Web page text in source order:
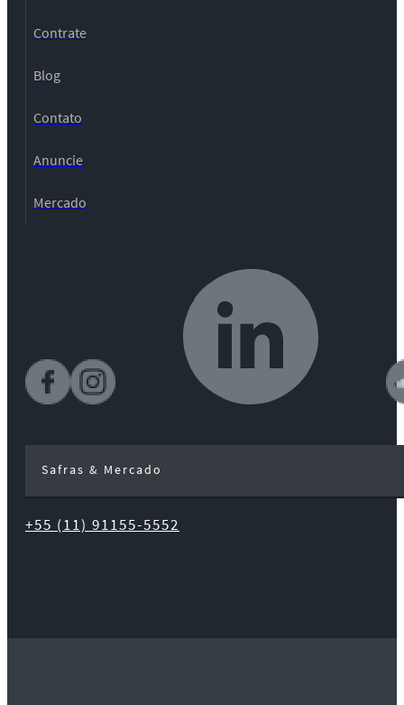
Contrate
Blog
Contato
Anuncie
Mercado
Safras & Mercado
+55 (11) 91155-5552